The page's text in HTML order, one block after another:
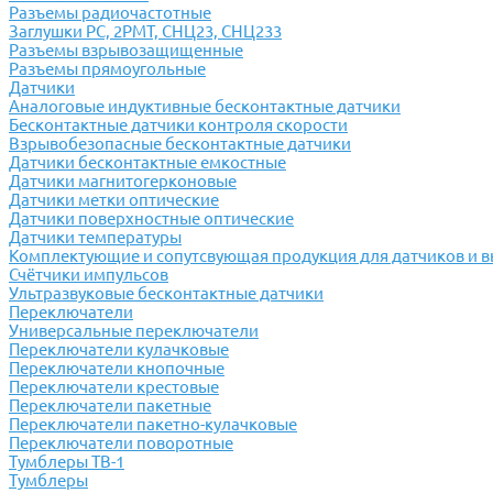
Разъемы радиочастотные
Заглушки РС, 2РМТ, СНЦ23, СНЦ233
Разъемы взрывозащищенные
Разъемы прямоугольные
Датчики
Аналоговые индуктивные бесконтактные датчики
Бесконтактные датчики контроля скорости
Взрывобезопасные бесконтактные датчики
Датчики бесконтактные емкостные
Датчики магнитогерконовые
Датчики метки оптические
Датчики поверхностные оптические
Датчики температуры
Комплектующие и сопутсвующая продукция для датчиков и
Счётчики импульсов
Ультразвуковые бесконтактные датчики
Переключатели
Универсальные переключатели
Переключатели кулачковые
Переключатели кнопочные
Переключатели крестовые
Переключатели пакетные
Переключатели пакетно-кулачковые
Переключатели поворотные
Тумблеры ТВ-1
Тумблеры